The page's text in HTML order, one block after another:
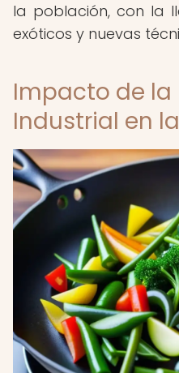
la población, con la
exóticos y nuevas
Impacto de la
Industrial en